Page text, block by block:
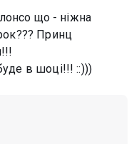
що - ніжна
Принц
в шоці!!! ::)))